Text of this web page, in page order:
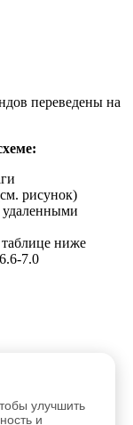
улучшить
и
переведены на
рисунок)
удаленными
ниже
7.0